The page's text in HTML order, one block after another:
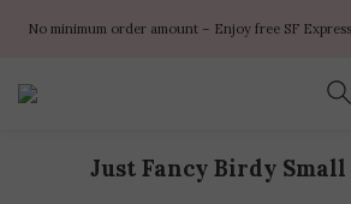
✨ $100 off orders over $899  🌸 $400 off orders
orders over $1999
No minimum order amount – Enjoy free SF
✨ $100 off orders over $899  🌸 $400 off orders
Just Fancy Birdy Small